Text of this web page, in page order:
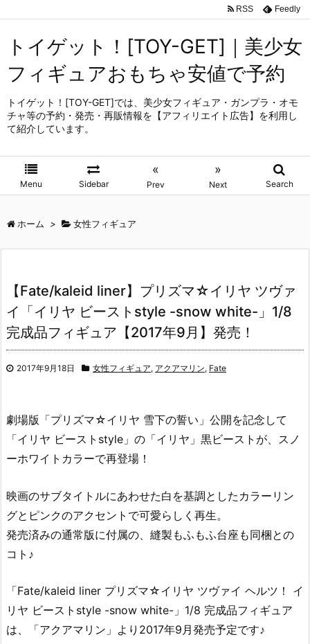
トイゲット！[TOY-GET]｜美少女
フィギュアおもちゃ安値で予約
トイゲット！[TOY-GET]では、美少女フィギュア・ガンプラ・オモ
チャ等の予約・発売・再販情報を【アフィリエイト広告】を利用し
て紹介しています。
Menu Sidebar
«
Prev
»
Next Search
RSS Feedly
ホーム > 女性フィギュア
【Fate/kaleid liner】プリズマ☆イリヤ ツヴァ
イ「イリヤ ビーストstyle -snow white-」1/8
完成品フィギュア【2017年9月】発売！
2017年9月18日 女性フィギュア, アクアマリン, Fate
劇場版「プリズマ☆イリヤ 雪下の誓い」公開を記念して
「イリヤ ビーストstyle」の「イリヤ」黒ビーストが、スノ
ーホワイトカラーで再登場！
映画のサブタイトルにあわせた白を基調としたカラーリン
グとピンクのアクセントで可愛らしく再生。
発売済みの通常版に付属の、縫製もふもふ台座も同梱との
コト♪
「Fate/kaleid liner プリズマ☆イリヤ ツヴァイ ヘルツ！ イ
リヤ ビーストstyle -snow white-」1/8 完成品フィギュア
は、「アクアマリン」より2017年9月発売予定です♪